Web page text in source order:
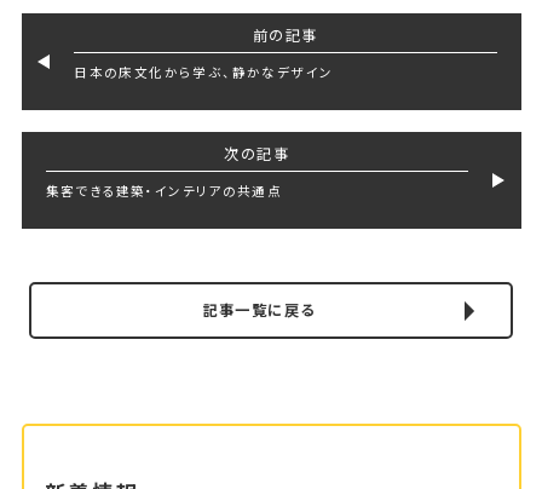
前の記事
日本の床文化から学ぶ、静かなデザイン
次の記事
集客できる建築・インテリアの共通点
記事一覧に戻る